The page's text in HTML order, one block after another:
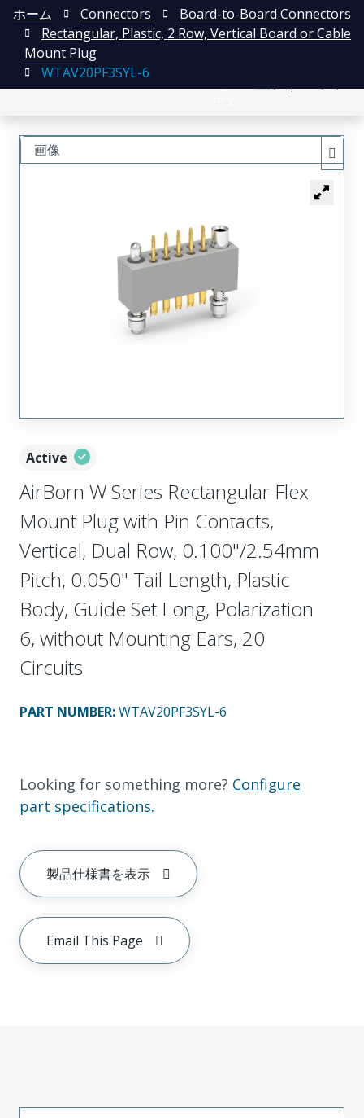
ホーム Connectors
Board-to-Board Connectors
Rectangular, Plastic, 2 Row, Vertical Board or Cable
Mount Plug
WTAV20PF3SYL-6
Active
AirBorn W Series Rectangular Flex
Mount Plug with Pin Contacts,
Vertical, Dual Row, 0.100"/2.54mm
Pitch, 0.050" Tail Length, Plastic
Body, Guide Set Long, Polarization
6, without Mounting Ears, 20
Circuits
PART NUMBER:WTAV20PF3SYL-6
Looking for something more? Configure
part specifications.
製品仕様書を表示
Email This Page
画像